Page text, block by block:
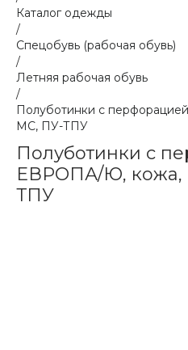
Каталог одежды
/
Спецобувь (рабочая обувь)
/
Летняя рабочая обувь
/
Полуботинки с
МС, ПУ-ТПУ
Полуботинки с
ЕВРОПА/Ю,
ТПУ